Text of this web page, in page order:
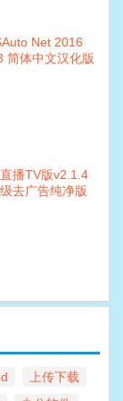
Net 2016
简体中文汉化版
播TV版v2.1.4
去广告纯净版
上传下载